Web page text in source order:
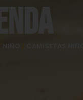
/ NIÑO /